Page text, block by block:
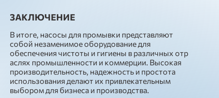
ЗАКЛЮЧЕНИЕ
В итоге, насосы для промывки представляют
собой незаменимое оборудование для
обеспечения чистоты и гигиены в различных отр
аслях промышленности и коммерции. Высокая
производительность, надежность и простота
использования делают их привлекательным
выбором для бизнеса и производства.